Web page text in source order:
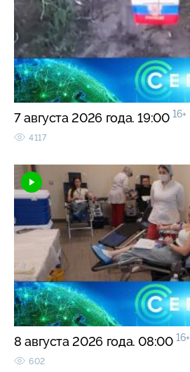
7 августа 2026 года. 19:00 16+
4117
8 августа 2026 года. 08:00 16+
602